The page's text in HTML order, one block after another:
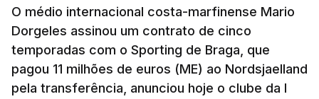
O médio internacional costa-marfinense Mario
Dorgeles assinou um contrato de cinco
temporadas com o Sporting de Braga, que
pagou 11 milhões de euros (ME) ao Nordsjaelland
pela transferência, anunciou hoje o clube da I